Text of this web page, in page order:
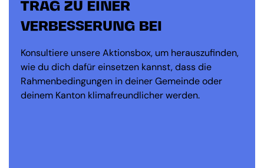
TRAG ZU EINER
VERBESSERUNG BEI
Konsultiere unsere Aktionsbox, um herauszufinden,
wie du dich dafür einsetzen kannst, dass die
Rahmenbedingungen in deiner Gemeinde oder
deinem Kanton klimafreundlicher werden.